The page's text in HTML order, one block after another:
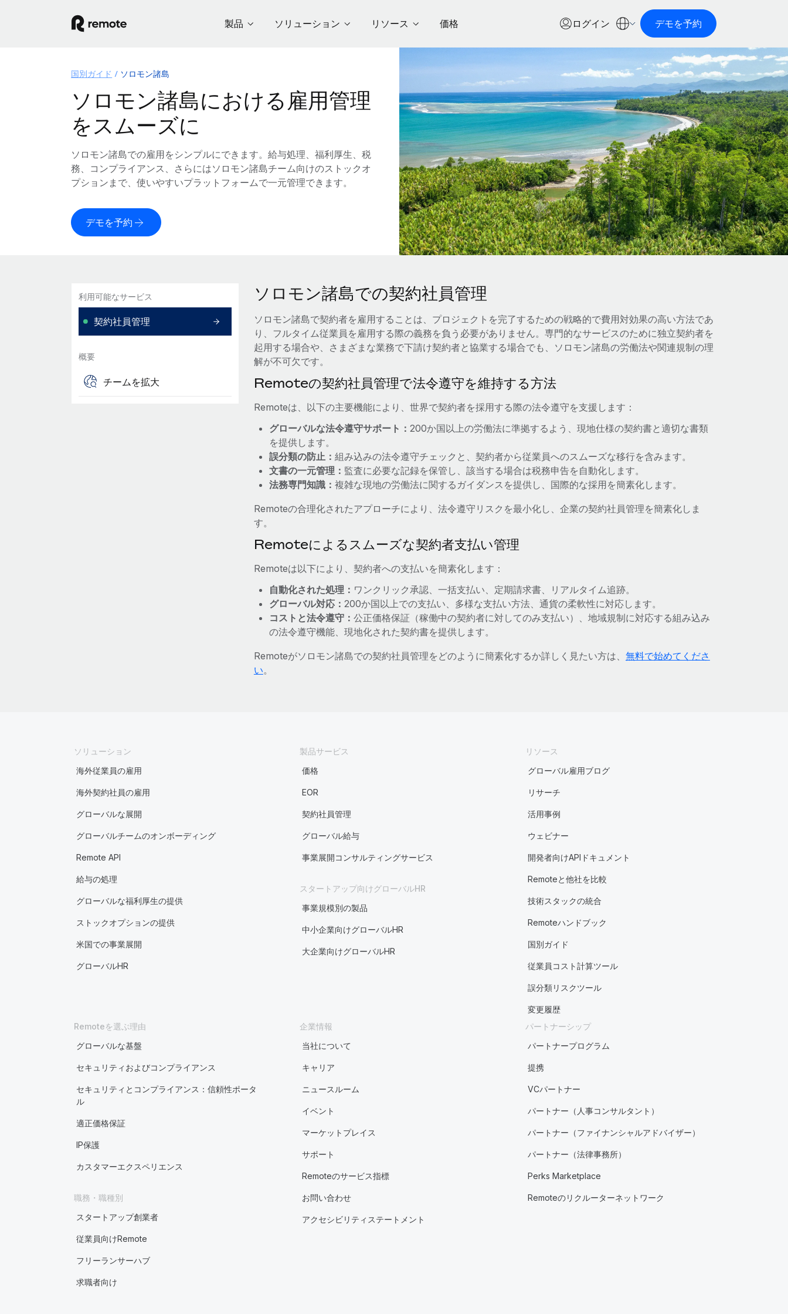
製品 ソリューション リソース 価格 ログイン デモを予約
国別ガイド ソロモン諸島
ソロモン諸島における雇用管理
をスムーズに
ソロモン諸島での雇用をシンプルにできます。給与処理、福利厚生、税
務、コンプライアンス、さらにはソロモン諸島チーム向けのストックオ
プションまで、使いやすいプラットフォームで一元管理できます。
デモを予約
利用可能なサービス
契約社員管理
概要
チームを拡大
ソロモン諸島での契約社員管理
ソロモン諸島で契約者を雇用することは、プロジェクトを完了するための戦略的で費用対効果の高い方法であ
り、フルタイム従業員を雇用する際の義務を負う必要がありません。専門的なサービスのために独立契約者を
起用する場合や、さまざまな業務で下請け契約者と協業する場合でも、ソロモン諸島の労働法や関連規制の理
解が不可欠です。
Remoteの契約社員管理で法令遵守を維持する方法
Remoteは、以下の主要機能により、世界で契約者を採用する際の法令遵守を支援します：
グローバルな法令遵守サポート： 200か国以上の労働法に準拠するよう、現地仕様の契約書と適切な書類
を提供します。
誤分類の防止： 組み込みの法令遵守チェックと、契約者から従業員へのスムーズな移行を含みます。
文書の一元管理： 監査に必要な記録を保管し、該当する場合は税務申告を自動化します。
法務専門知識： 複雑な現地の労働法に関するガイダンスを提供し、国際的な採用を簡素化します。
Remoteの合理化されたアプローチにより、法令遵守リスクを最小化し、企業の契約社員管理を簡素化しま
す。
Remoteによるスムーズな契約者支払い管理
Remoteは以下により、契約者への支払いを簡素化します：
自動化された処理： ワンクリック承認、一括支払い、定期請求書、リアルタイム追跡。
グローバル対応： 200か国以上での支払い、多様な支払い方法、通貨の柔軟性に対応します。
コストと法令遵守： 公正価格保証（稼働中の契約者に対してのみ支払い）、地域規制に対応する組み込み
の法令遵守機能、現地化された契約書を提供します。
Remoteがソロモン諸島での契約社員管理をどのように簡素化するか詳しく見たい方は、 無料で始めてくださ
い。
ソリューション
海外従業員の雇用
海外契約社員の雇用
グローバルな展開
グローバルチームのオンボーディング
Remote API
給与の処理
グローバルな福利厚生の提供
ストックオプションの提供
米国での事業展開
グローバルHR
製品サービス
価格
EOR
契約社員管理
グローバル給与
事業展開コンサルティングサービス
スタートアップ向けグローバルHR
事業規模別の製品
中小企業向けグローバルHR
大企業向けグローバルHR
リソース
グローバル雇用ブログ
リサーチ
活用事例
ウェビナー
開発者向けAPIドキュメント
Remoteと他社を比較
技術スタックの統合
Remoteハンドブック
国別ガイド
従業員コスト計算ツール
誤分類リスクツール
変更履歴
Remoteを選ぶ理由
グローバルな基盤
セキュリティおよびコンプライアンス
セキュリティとコンプライアンス：信頼性ポータ
ル
適正価格保証
IP保護
カスタマーエクスペリエンス
職務・職種別
スタートアップ創業者
従業員向けRemote
フリーランサーハブ
求職者向け
企業情報
当社について
キャリア
ニュースルーム
イベント
マーケットプレイス
サポート
Remoteのサービス指標
お問い合わせ
アクセシビリティステートメント
パートナーシップ
パートナープログラム
提携
VCパートナー
パートナー（人事コンサルタント）
パートナー（ファイナンシャルアドバイザー）
パートナー（法律事務所）
Perks Marketplace
Remoteのリクルーターネットワーク